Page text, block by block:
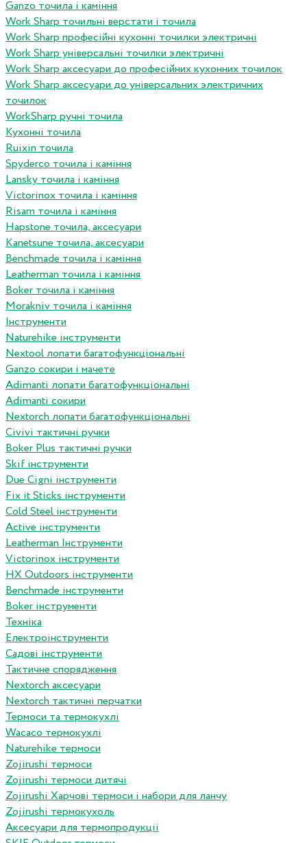
Ganzo точила і каміння
Work Sharp точильні верстати і точила
Work Sharp професiйнi кухоннi точилки электричнi
Work Sharp унiверсальнi точилки электричнi
Work Sharp аксесуари до професiйних кухонних точилок
Work Sharp аксесуари до унiверсальних электричних
точилок
WorkSharp ручні точила
Кухонні точила
Ruixin точила
Spyderco точила і каміння
Lansky точила і каміння
Victorinox точила і каміння
Risam точила і каміння
Hapstone точила, аксесуари
Kanetsune точила, аксесуари
Benchmade точила і каміння
Leatherman точила і каміння
Boker точила і каміння
Morakniv точила і каміння
Інструменти
Naturehike інструменти
Nextool лопати багатофункціональні
Ganzo сокири і мачете
Adimanti лопати багатофункціональні
Adimanti сокири
Nextorch лопати багатофункціональні
Сivivi тактичні ручки
Boker Plus тактичні ручки
Skif інструменти
Due Cigni інструменти
Fix it Sticks інструменти
Сold Steel інструменти
Active інструменти
Leatherman Інструменти
Victorinox інструменти
HX Outdoors інструменти
Benchmade інструменти
Boker інструменти
Техніка
Електроінструменти
Садові інструменти
Тактичне спорядження
Nextorch аксесуари
Nextorch тактичні перчатки
Термоси та термокухлі
Wacaco термокухлі
Naturehike термоси
Zojirushi термоси
Zojirushi термоси дитячі
Zojirushi Харчові термоси і набори для ланчу
Zojirushi термокухоль
Аксесуари для термопродукціі